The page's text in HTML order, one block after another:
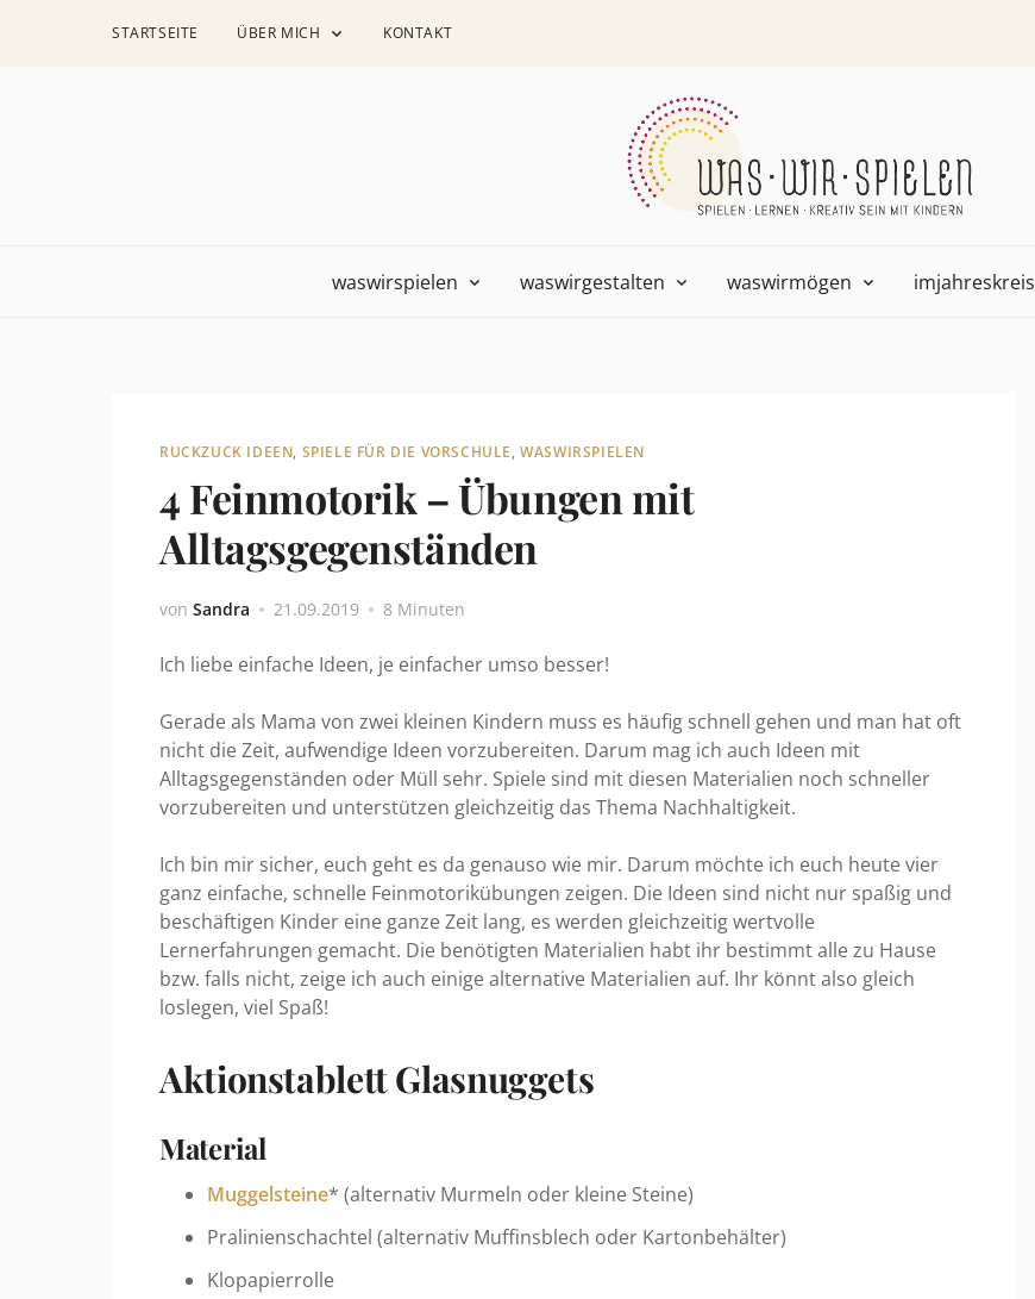
STARTSEITE ÜBER MICH KONTAKT
waswirspielen waswirgestalten waswirmögen imjahreskreis
RUCKZUCK IDEEN, SPIELE FÜR DIE VORSCHULE,WASWIRSPIELEN
4 Feinmotorik – Übungen mit
Alltagsgegenständen
von Sandra 21.09.2019 8 Minuten
Ich liebe einfache Ideen, je einfacher umso besser!
Gerade als Mama von zwei kleinen Kindern muss es häufig schnell gehen und man hat oft
nicht die Zeit, aufwendige Ideen vorzubereiten. Darum mag ich auch Ideen mit
Alltagsgegenständen oder Müll sehr. Spiele sind mit diesen Materialien noch schneller
vorzubereiten und unterstützen gleichzeitig das Thema Nachhaltigkeit.
Ich bin mir sicher, euch geht es da genauso wie mir. Darum möchte ich euch heute vier
ganz einfache, schnelle Feinmotorikübungen zeigen. Die Ideen sind nicht nur spaßig und
beschäftigen Kinder eine ganze Zeit lang, es werden gleichzeitig wertvolle
Lernerfahrungen gemacht. Die benötigten Materialien habt ihr bestimmt alle zu Hause
bzw. falls nicht, zeige ich auch einige alternative Materialien auf. Ihr könnt also gleich
loslegen, viel Spaß!
Aktionstablett Glasnuggets
Material
Muggelsteine* (alternativ Murmeln oder kleine Steine)
Pralinienschachtel (alternativ Muffinsblech oder Kartonbehälter)
Klopapierrolle